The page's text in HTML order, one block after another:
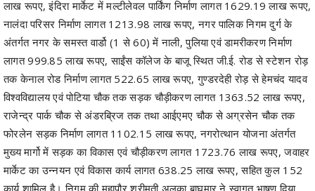
लाख रूपए, इंदिरा मार्केट में मल्टीलेवल पार्किंग निर्माण लागत 1629.19 लाख रूपए,
नालंदा परिसर निर्माण लागत 1213.98 लाख रूपए, नगर पालिक निगम दुर्ग के
अंतर्गत नगर के समस्त वार्डो (1 से 60) में नाली, पुलिया एवं डामरीकरण निर्माण
लागत 999.85 लाख रूपए, साईंस कॉलेज के बाजू स्थित जी.ई. रोड से स्टेशन रोड़
तक केनाल रोड निर्माण लागत 522.65 लाख रूपए, गुण्डरदेही रोड़ से हेमचंद यादव
विश्वविद्यालय एवं पोटिया चौक तक सड़क चौड़ीकरण लागत 1363.52 लाख रूपए,
राजेन्द्र पार्क चौक से अंडरब्रिज तक तथा आईएमए चौक से अग्रसेन चौक तक
फोरलेन सड़क निर्माण लागत 1102.15 लाख रूपए, नगरोत्थान योजना अंतर्गत
मुख्य मार्गो में सड़क का विकास एवं चौड़ीकरण लागत 1723.76 लाख रूपए, जवाहर
मार्केट का उन्नयन एवं विकास कार्य लागत 638.25 लाख रूपए, सहित कुल 152